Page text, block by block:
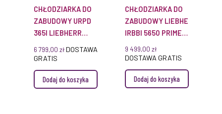
CHŁODZIARKA DO
ZABUDOWY URPD
365I LIEBHERR
6 799,00 zł DOSTAWA
GRATIS
Dodaj do koszyka
CHŁODZIARKA DO
ZABUDOWY LIEBHERR
IRBBI 5650 PRIME
BIOFRESH
9 499,00 zł
DOSTAWA GRATIS
Dodaj do koszyka